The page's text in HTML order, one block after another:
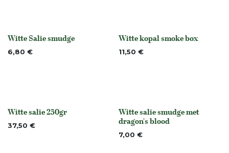
None
Witte Salie smudge
6,80 € Niet op voorraad
Witte kopal smoke box
11,50 €
Niet op voorraad
Witte salie 250gr
37,50 € None
Witte salie smudge met
dragon's blood
7,00 €